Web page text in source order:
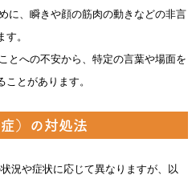
に、瞬きや顔の筋肉の動きなどの非言
。
とへの不安から、特定の言葉や場面を
とがあります。
）の対処法
況や症状に応じて異なりますが、以